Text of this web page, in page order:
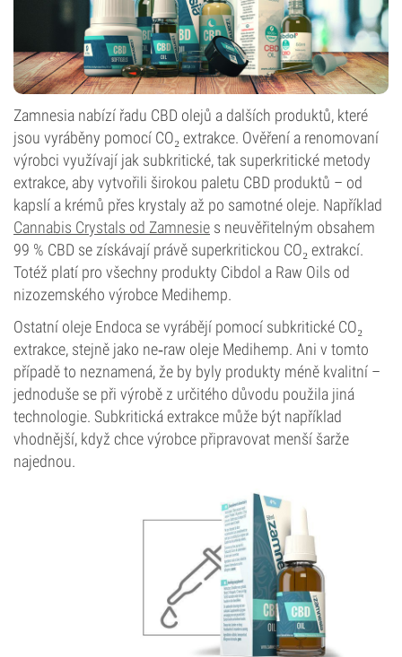
Zamnesia nabízí řadu CBD olejů a dalších produktů, které
jsou vyráběny pomocí CO₂ extrakce. Ověření a renomovaní
výrobci využívají jak subkritické, tak superkritické metody
extrakce, aby vytvořili širokou paletu CBD produktů – od
kapslí a krémů přes krystaly až po samotné oleje. Například
Cannabis Crystals od Zamnesie s neuvěřitelným obsahem
99 % CBD se získávají právě superkritickou CO₂ extrakcí.
Totéž platí pro všechny produkty Cibdol a Raw Oils od
nizozemského výrobce Medihemp.
Ostatní oleje Endoca se vyrábějí pomocí subkritické CO₂
extrakce, stejně jako ne‑raw oleje Medihemp. Ani v tomto
případě to neznamená, že by byly produkty méně kvalitní –
jednoduše se při výrobě z určitého důvodu použila jiná
technologie. Subkritická extrakce může být například
vhodnější, když chce výrobce připravovat menší šarže
najednou.